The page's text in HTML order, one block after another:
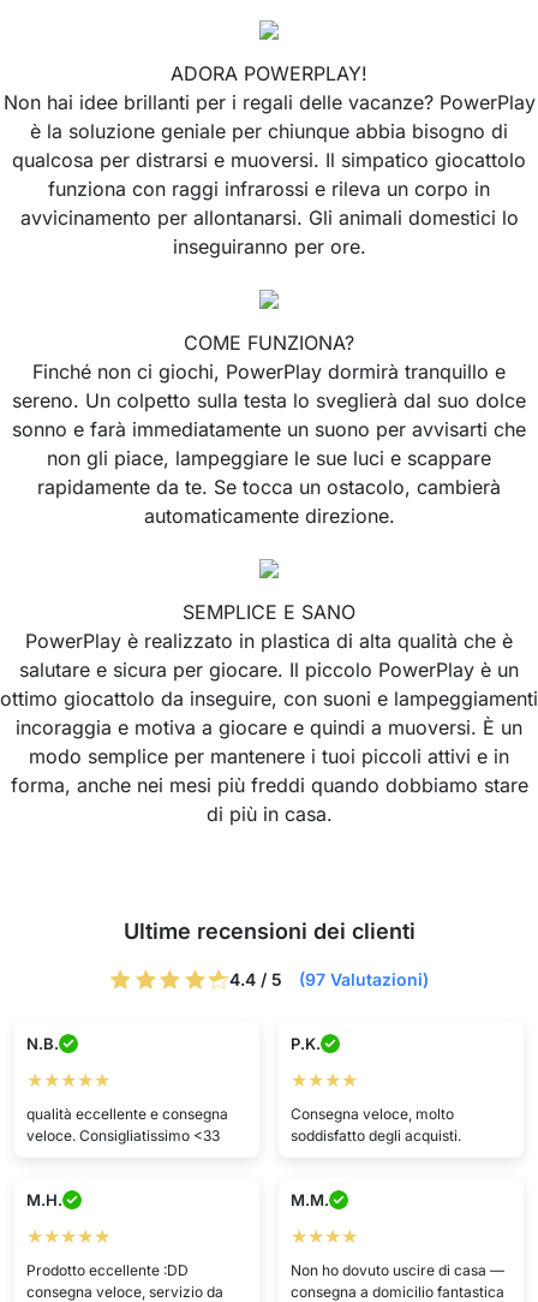
ADORA POWERPLAY!
Non hai idee brillanti per i regali delle vacanze? PowerPlay
è la soluzione geniale per chiunque abbia bisogno di
qualcosa per distrarsi e muoversi. Il simpatico giocattolo
funziona con raggi infrarossi e rileva un corpo in
avvicinamento per allontanarsi. Gli animali domestici lo
inseguiranno per ore.
COME FUNZIONA?
Finché non ci giochi, PowerPlay dormirà tranquillo e
sereno. Un colpetto sulla testa lo sveglierà dal suo dolce
sonno e farà immediatamente un suono per avvisarti che
non gli piace, lampeggiare le sue luci e scappare
rapidamente da te. Se tocca un ostacolo, cambierà
automaticamente direzione.
SEMPLICE E SANO
PowerPlay è realizzato in plastica di alta qualità che è
salutare e sicura per giocare. Il piccolo PowerPlay è un
ottimo giocattolo da inseguire, con suoni e lampeggiamenti
incoraggia e motiva a giocare e quindi a muoversi. È un
modo semplice per mantenere i tuoi piccoli attivi e in
forma, anche nei mesi più freddi quando dobbiamo stare
di più in casa.
Ultime recensioni dei clienti
4.4 / 5 (97 Valutazioni)
N.B.
★★★★★
qualità eccellente e consegna
veloce. Consigliatissimo <33
P.K.
★★★★
Consegna veloce, molto
soddisfatto degli acquisti.
M.H.
★★★★★
Prodotto eccellente :DD
consegna veloce, servizio da
M.M.
★★★★
Non ho dovuto uscire di casa —
consegna a domicilio fantastica